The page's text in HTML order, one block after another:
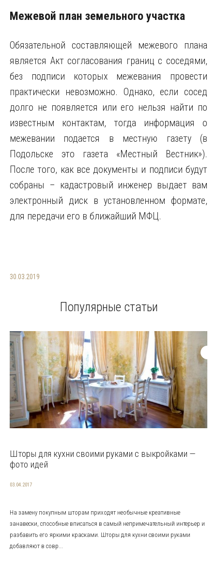
Межевой план земельного участка
Обязательной составляющей межевого плана
является Акт согласования границ с соседями,
без подписи которых межевания провести
практически невозможно. Однако, если сосед
долго не появляется или его нельзя найти по
известным контактам, тогда информация о
межевании подается в местную газету (в
Подольске это газета «Местный Вестник»).
После того, как все документы и подписи будут
собраны – кадастровый инженер выдает вам
электронный диск в установленном формате,
для передачи его в ближайший МФЦ.
30.03.2019
Популярные статьи
Шторы для кухни своими руками с выкройками —
фото идей
03.04.2017
На замену покупным шторам приходят необычные креативные
занавески, способные вписаться в самый непримечательный интерьер и
разбавить его яркими красками. Шторы для кухни своими руками
добавляют в совр...